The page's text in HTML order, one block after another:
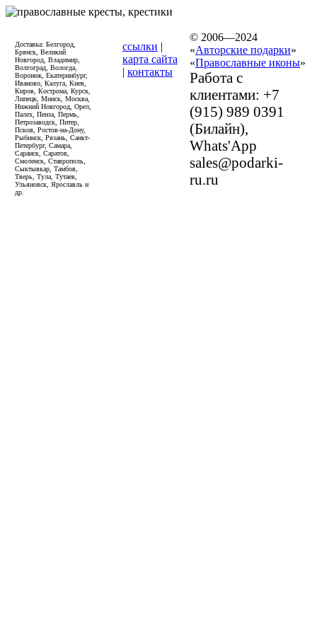
Доставка: Белгород,
Брянск, Великий
Новгород, Владимир,
Волгоград, Вологда,
Воронеж, Екатеринбург,
Иваново, Калуга, Киев,
Киров, Кострома, Курск,
Липецк, Минск, Москва,
Нижний Новгород, Орел,
Палех, Пенза, Пермь,
Петрозаводск, Питер,
Псков, Ростов-на-Дону,
Рыбинск, Рязань, Санкт-
Петербург, Самара,
Саранск, Саратов,
Смоленск, Ставрополь,
Сыктывкар, Тамбов,
Тверь, Тула, Тутаев,
Ульяновск, Ярославль и
др.
ссылки |
карта сайта
| контакты
© 2006—2024
«Авторские подарки»
«Православные иконы»
Работа с
клиентами: +7
(915) 989 0391
(Билайн),
Whats'App
sales@podarki-
ru.ru